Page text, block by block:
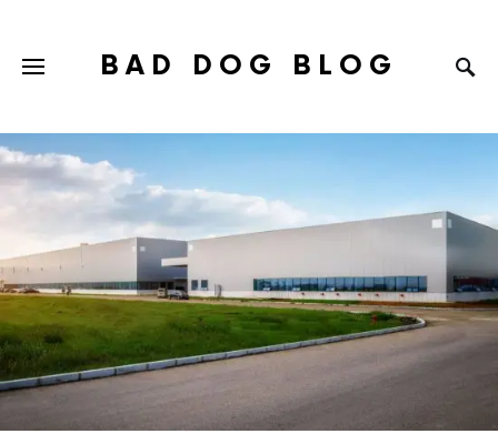
BAD DOG BLOG